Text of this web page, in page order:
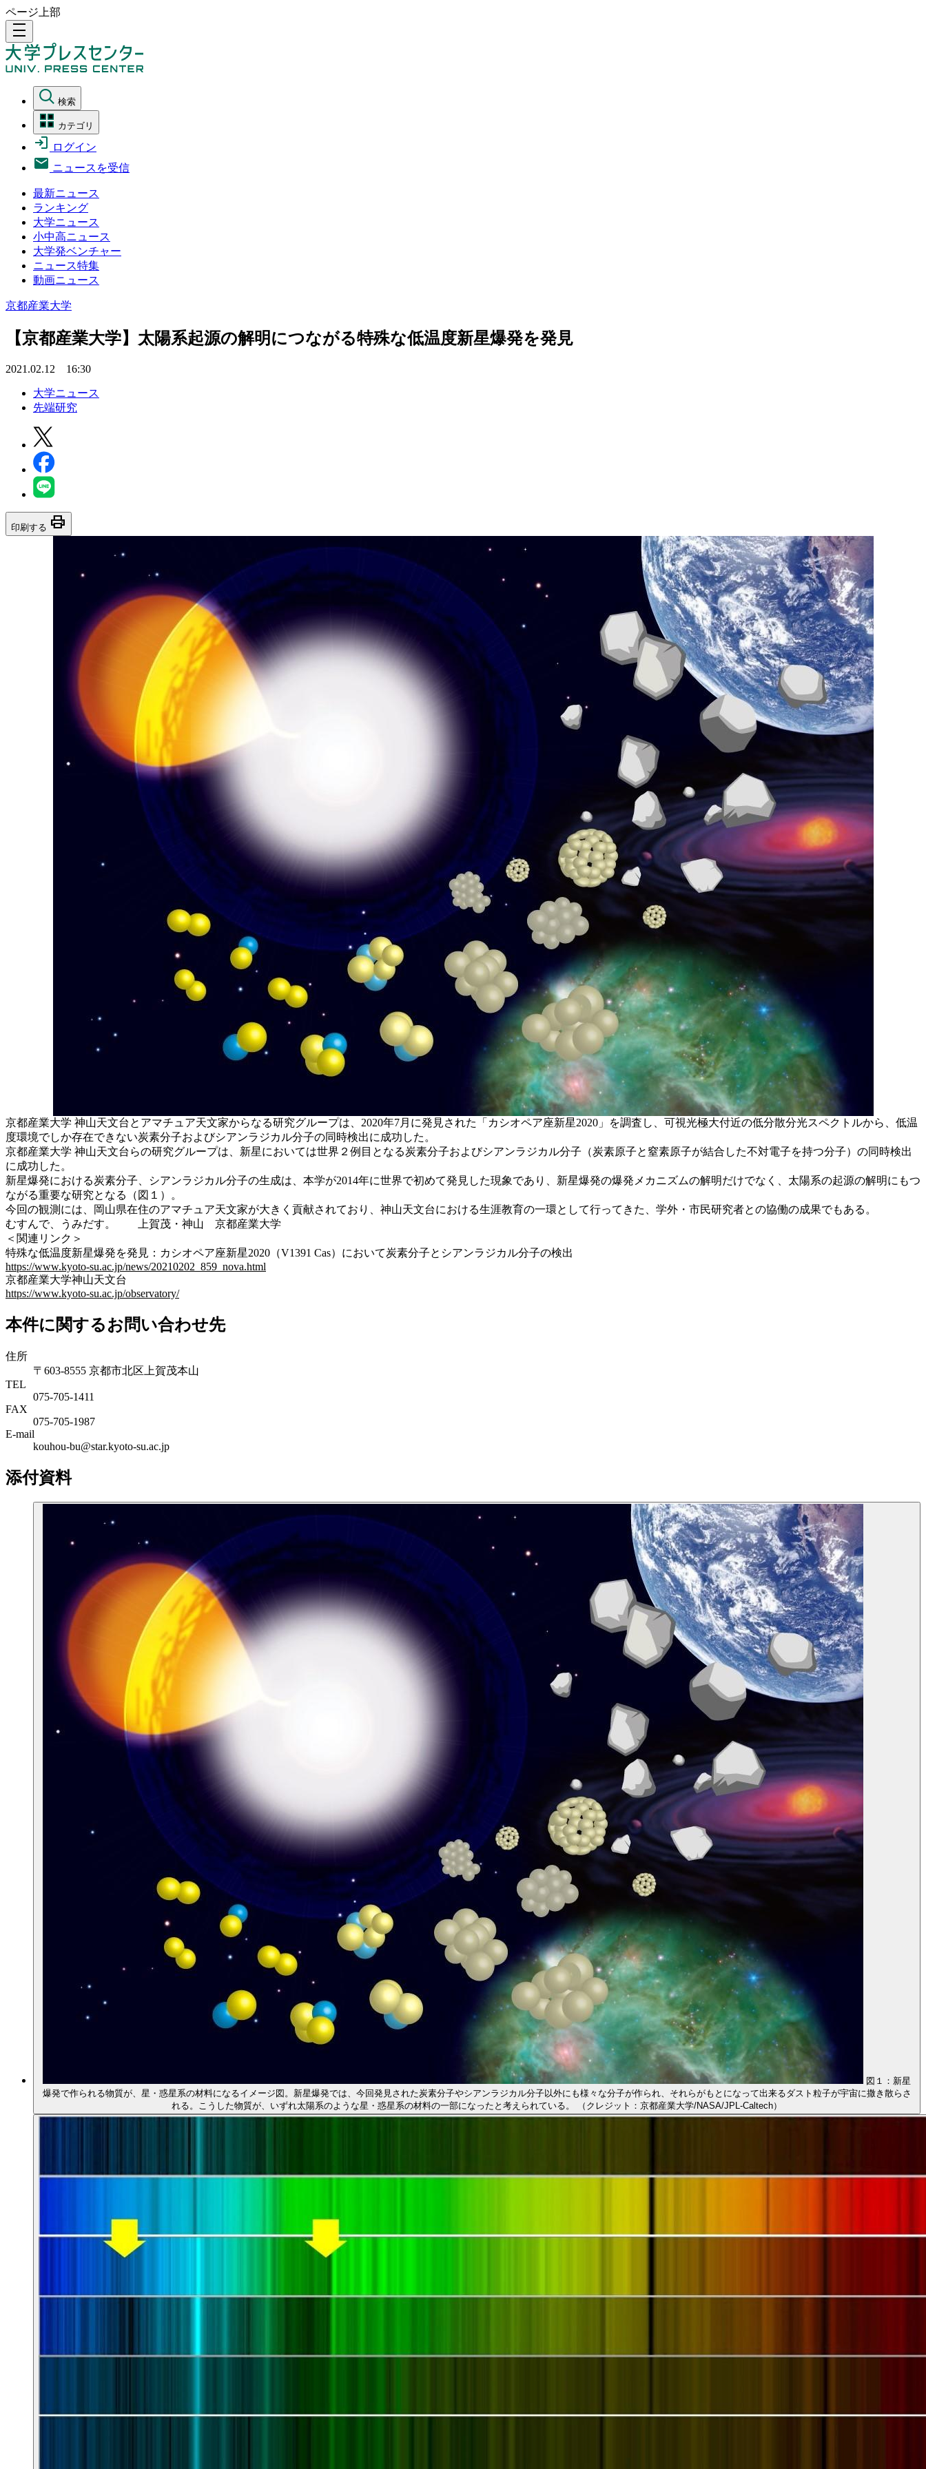
ページ上部
density_medium
検索
カテゴリ
ログイン
ニュースを受信
最新ニュース
ランキング
大学ニュース
小中高ニュース
大学発ベンチャー
ニュース特集
動画ニュース
京都産業大学
【京都産業大学】太陽系起源の解明につながる特殊な低温度新星爆発を発見
2021.02.12 16:30
大学ニュース
先端研究
印刷する print
京都産業大学 神山天文台とアマチュア天文家からなる研究グループは、2020年7月に発見された「カシオペア座新星2020」を調査し、可視光極大付近の低分散分光スペクトルから、低温
度環境でしか存在できない炭素分子およびシアンラジカル分子の同時検出に成功した。
京都産業大学 神山天文台らの研究グループは、新星においては世界２例目となる炭素分子およびシアンラジカル分子（炭素原子と窒素原子が結合した不対電子を持つ分子）の同時検出
に成功した。
新星爆発における炭素分子、シアンラジカル分子の生成は、本学が2014年に世界で初めて発見した現象であり、新星爆発の爆発メカニズムの解明だけでなく、太陽系の起源の解明にもつ
ながる重要な研究となる（図１）。
今回の観測には、岡山県在住のアマチュア天文家が大きく貢献されており、神山天文台における生涯教育の一環として行ってきた、学外・市民研究者との協働の成果でもある。
むすんで、うみだす。 上賀茂・神山 京都産業大学
＜関連リンク＞
特殊な低温度新星爆発を発見：カシオペア座新星2020（V1391 Cas）において炭素分子とシアンラジカル分子の検出
https://www.kyoto-su.ac.jp/news/20210202_859_nova.html
京都産業大学神山天文台
https://www.kyoto-su.ac.jp/observatory/
本件に関するお問い合わせ先
住所
〒603-8555 京都市北区上賀茂本山
TEL
075-705-1411
FAX
075-705-1987
E-mail
kouhou-bu@star.kyoto-su.ac.jp
添付資料
図１：新星
爆発で作られる物質が、星・惑星系の材料になるイメージ図。新星爆発では、今回発見された炭素分子やシアンラジカル分子以外にも様々な分子が作られ、それらがもとになって出来るダスト粒子が宇宙に撒き散らさ
れる。こうした物質が、いずれ太陽系のような星・惑星系の材料の一部になったと考えられている。 （クレジット：京都産業大学/NASA/JPL-Caltech）